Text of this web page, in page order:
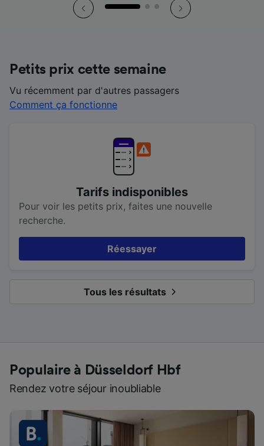
Petits prix cette semaine
Vu récemment par d'autres passagers
Comment ça fonctionne
Tarifs indisponibles
Pour voir les petits prix, faites une nouvelle
recherche.
Réessayer
Tous les résultats
Populaire à Düsseldorf Hbf
Rendez votre séjour inoubliable